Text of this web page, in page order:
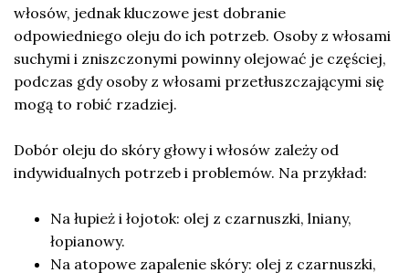
włosów, jednak kluczowe jest dobranie
odpowiedniego oleju do ich potrzeb. Osoby z włosami
suchymi i zniszczonymi powinny olejować je częściej,
podczas gdy osoby z włosami przetłuszczającymi się
mogą to robić rzadziej.
Dobór oleju do skóry głowy i włosów zależy od
indywidualnych potrzeb i problemów. Na przykład:
Na łupież i łojotok: olej z czarnuszki, lniany,
łopianowy.
Na atopowe zapalenie skóry: olej z czarnuszki,